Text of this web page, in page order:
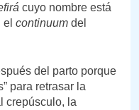
cuyo nombre está
continuum del
del parto porque
para retrasar la
crepúsculo, la